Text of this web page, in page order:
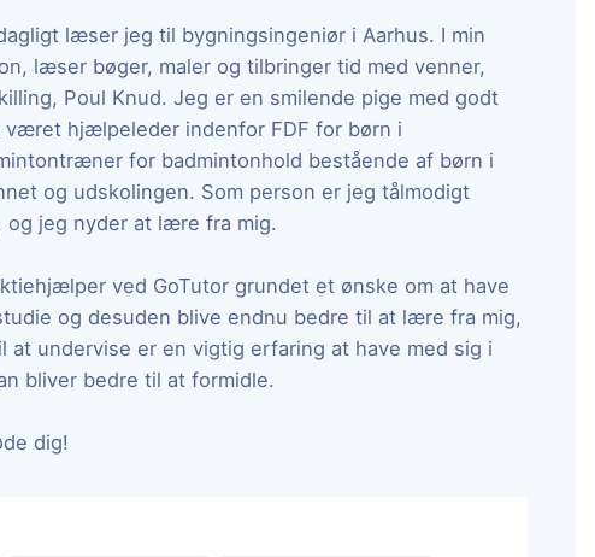
læser jeg til bygningsingeniør i Aarhus. I min
læser bøger, maler og tilbringer tid med venner,
Poul Knud. Jeg er en smilende pige med godt
været hjælpeleder indenfor FDF for børn i
for badmintonhold bestående af børn i
og udskolingen. Som person er jeg tålmodigt
og jeg nyder at lære fra mig.
ved GoTutor grundet et ønske om at have
og desuden blive endnu bedre til at lære fra mig,
at undervise er en vigtig erfaring at have med sig i
bliver bedre til at formidle.
dig!